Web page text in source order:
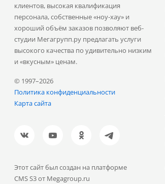
клиентов, высокая квалификация
персонала, собственные «ноу-хау» и
хороший объём заказов позволяют веб-
студии Мегагрупп.ру предлагать услуги
высокого качества по удивительно низким
и «вкусным» ценам.
© 1997–2026
Политика конфиденциальности
Карта сайта
Этот сайт был создан на платформе
CMS S3 от Megagroup.ru